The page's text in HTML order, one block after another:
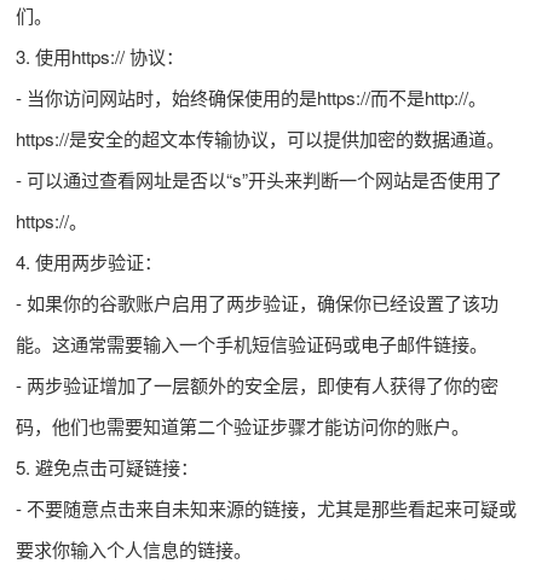
们。
3. 使用https:// 协议：
- 当你访问网站时，始终确保使用的是https://而不是http://。
https://是安全的超文本传输协议，可以提供加密的数据通道。
- 可以通过查看网址是否以“s”开头来判断一个网站是否使用了
https://。
4. 使用两步验证：
- 如果你的谷歌账户启用了两步验证，确保你已经设置了该功
能。这通常需要输入一个手机短信验证码或电子邮件链接。
- 两步验证增加了一层额外的安全层，即使有人获得了你的密
码，他们也需要知道第二个验证步骤才能访问你的账户。
5. 避免点击可疑链接：
- 不要随意点击来自未知来源的链接，尤其是那些看起来可疑或
要求你输入个人信息的链接。